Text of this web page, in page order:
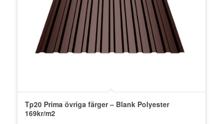
Tp20 Prima övriga färger – Blank Polyester
169kr/m2